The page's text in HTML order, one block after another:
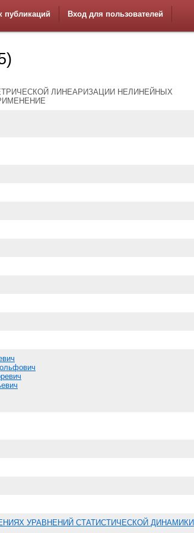
публикаций Вход для пользователей
ЛИНЕАРИЗАЦИИ НЕЛИНЕЙНЫХ
УРАВНЕНИЙ СТАТИСТИЧЕСКОЙ ДИНАМИКИ